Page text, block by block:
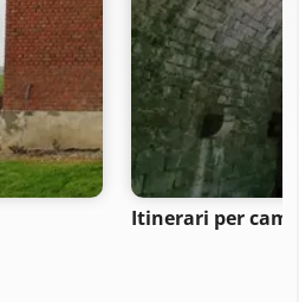
Itinerari per